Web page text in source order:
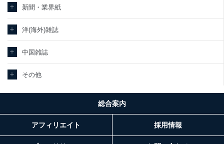
新聞・業界紙
洋(海外)雑誌
中国雑誌
その他
総合案内
アフィリエイト 採用情報